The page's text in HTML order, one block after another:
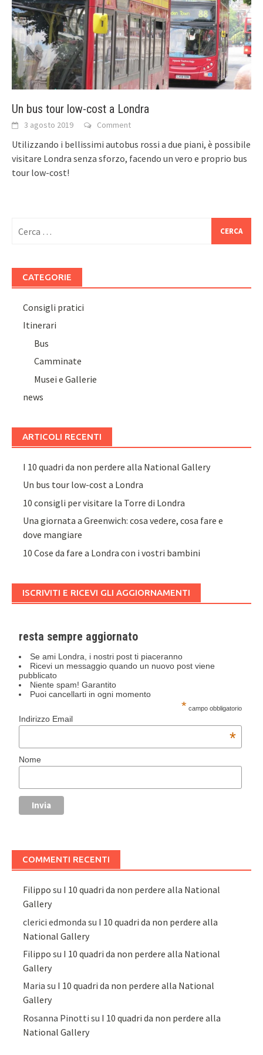
Un bus tour low-cost a Londra
3 agosto 2019 Comment
Utilizzando i bellissimi autobus rossi a due piani, è possibile
visitare Londra senza sforzo, facendo un vero e proprio bus
tour low-cost!
CATEGORIE
Consigli pratici
Itinerari
Bus
Camminate
Musei e Gallerie
news
ARTICOLI RECENTI
I 10 quadri da non perdere alla National Gallery
Un bus tour low-cost a Londra
10 consigli per visitare la Torre di Londra
Una giornata a Greenwich: cosa vedere, cosa fare e
dove mangiare
10 Cose da fare a Londra con i vostri bambini
ISCRIVITI E RICEVI GLI AGGIORNAMENTI
resta sempre aggiornato
Se ami Londra, i nostri post ti piaceranno
Ricevi un messaggio quando un nuovo post viene
pubblicato
Niente spam! Garantito
Puoi cancellarti in ogni momento
* campo obbligatorio
Indirizzo Email
*
Nome
COMMENTI RECENTI
Filippo su I 10 quadri da non perdere alla National
Gallery
clerici edmonda su I 10 quadri da non perdere alla
National Gallery
Filippo su I 10 quadri da non perdere alla National
Gallery
Maria su I 10 quadri da non perdere alla National
Gallery
Rosanna Pinotti su I 10 quadri da non perdere alla
National Gallery